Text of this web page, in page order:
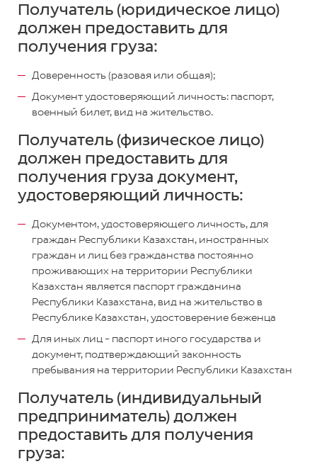
Получатель (юридическое лицо)
должен предоставить для
получения груза:
Доверенность (разовая или общая);
Документ удостоверяющий личность: паспорт,
военный билет, вид на жительство.
Получатель (физическое лицо)
должен предоставить для
получения груза документ,
удостоверяющий личность:
Документом, удостоверяющего личность, для
граждан Республики Казахстан, иностранных
граждан и лиц без гражданства постоянно
проживающих на территории Республики
Казахстан является паспорт гражданина
Республики Казахстана, вид на жительство в
Республике Казахстан, удостоверение беженца
Для иных лиц - паспорт иного государства и
документ, подтверждающий законность
пребывания на территории Республики Казахстан
Получатель (индивидуальный
предприниматель) должен
предоставить для получения
груза: